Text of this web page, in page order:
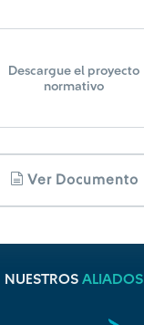
Descargue el proyecto
normativo
Ver Documento
NUESTROS ALIADOS